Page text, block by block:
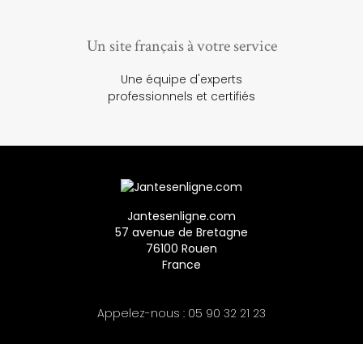
Un site français à votre service
Une équipe d'experts
professionnels et certifiés
Jantesenligne.com
57 avenue de Bretagne
76100 Rouen
France
Appelez-nous : 05 90 32 21 23